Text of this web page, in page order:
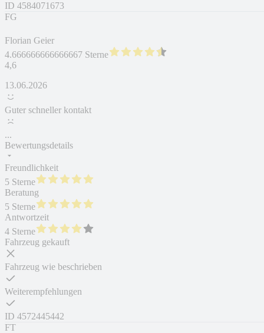
ID 4584071673
FG
Florian Geier
4.666666666666667 Sterne
4,6
13.06.2026
Guter schneller kontakt
...
Bewertungsdetails
Freundlichkeit
5 Sterne
Beratung
5 Sterne
Antwortzeit
4 Sterne
Fahrzeug gekauft
Fahrzeug wie beschrieben
Weiterempfehlungen
ID 4572445442
FT